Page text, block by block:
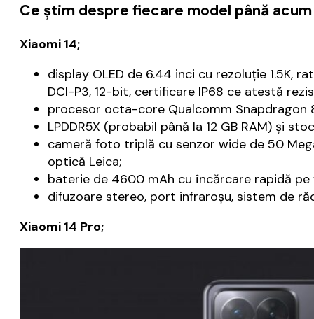
Ce ştim despre fiecare model până
Xiaomi 14;
display OLED de 6.44 inci cu rezoluţie 1.5K,
DCI-P3, 12-bit, certificare IP68 ce atestă
procesor octa-core Qualcomm Snapdragon
LPDDR5X (probabil până la 12 GB RAM) şi
cameră foto triplă cu senzor wide de 50
optică Leica;
baterie de 4600 mAh cu încărcare rapidă pe
difuzoare stereo, port infraroşu, sistem de
Xiaomi 14 Pro;